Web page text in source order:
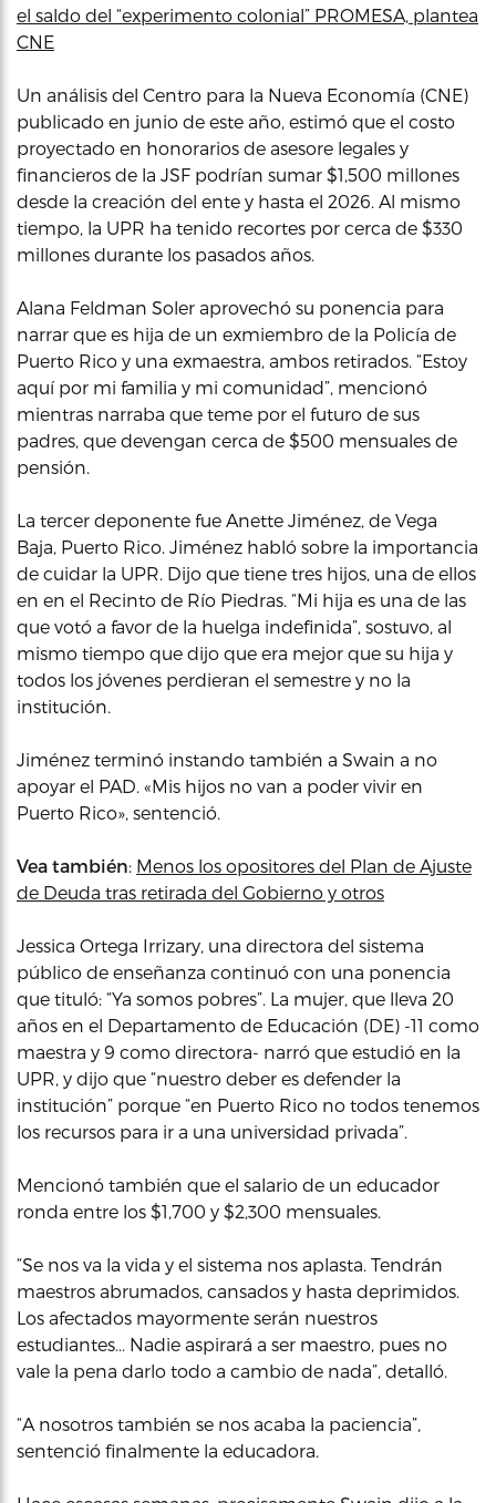
el saldo del “experimento colonial” PROMESA, plantea
CNE
Un análisis del Centro para la Nueva Economía (CNE)
publicado en junio de este año, estimó que el costo
proyectado en honorarios de asesore legales y
financieros de la JSF podrían sumar $1,500 millones
desde la creación del ente y hasta el 2026. Al mismo
tiempo, la UPR ha tenido recortes por cerca de $330
millones durante los pasados años.
Alana Feldman Soler aprovechó su ponencia para
narrar que es hija de un exmiembro de la Policía de
Puerto Rico y una exmaestra, ambos retirados. “Estoy
aquí por mi familia y mi comunidad”, mencionó
mientras narraba que teme por el futuro de sus
padres, que devengan cerca de $500 mensuales de
pensión.
La tercer deponente fue Anette Jiménez, de Vega
Baja, Puerto Rico. Jiménez habló sobre la importancia
de cuidar la UPR. Dijo que tiene tres hijos, una de ellos
en en el Recinto de Río Piedras. “Mi hija es una de las
que votó a favor de la huelga indefinida”, sostuvo, al
mismo tiempo que dijo que era mejor que su hija y
todos los jóvenes perdieran el semestre y no la
institución.
Jiménez terminó instando también a Swain a no
apoyar el PAD. «Mis hijos no van a poder vivir en
Puerto Rico», sentenció.
Vea también: Menos los opositores del Plan de Ajuste
de Deuda tras retirada del Gobierno y otros
Jessica Ortega Irrizary, una directora del sistema
público de enseñanza continuó con una ponencia
que tituló: “Ya somos pobres”. La mujer, que lleva 20
años en el Departamento de Educación (DE) -11 como
maestra y 9 como directora- narró que estudió en la
UPR, y dijo que “nuestro deber es defender la
institución” porque “en Puerto Rico no todos tenemos
los recursos para ir a una universidad privada”.
Mencionó también que el salario de un educador
ronda entre los $1,700 y $2,300 mensuales.
“Se nos va la vida y el sistema nos aplasta. Tendrán
maestros abrumados, cansados y hasta deprimidos.
Los afectados mayormente serán nuestros
estudiantes… Nadie aspirará a ser maestro, pues no
vale la pena darlo todo a cambio de nada”, detalló.
“A nosotros también se nos acaba la paciencia”,
sentenció finalmente la educadora.